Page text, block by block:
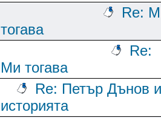
Re:
тогава
Re:
Ми тогава
Re: Петър Дънов и
историята